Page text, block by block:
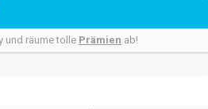
und räume tolle Prämien ab!